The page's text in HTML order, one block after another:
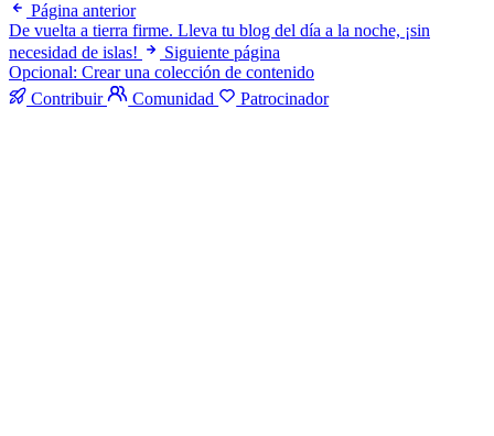
Página anterior
De vuelta a tierra firme. Lleva tu blog del día a la noche, ¡sin
necesidad de islas!
Siguiente página
Opcional: Crear una colección de contenido
Contribuir
Comunidad Patrocinador